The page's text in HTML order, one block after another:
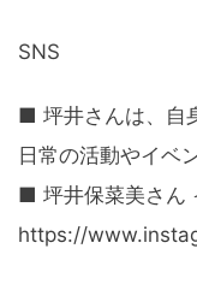
SNS
■ 坪井さんは、自
日常の活動やイベ
■ 坪井保菜美さん
https://